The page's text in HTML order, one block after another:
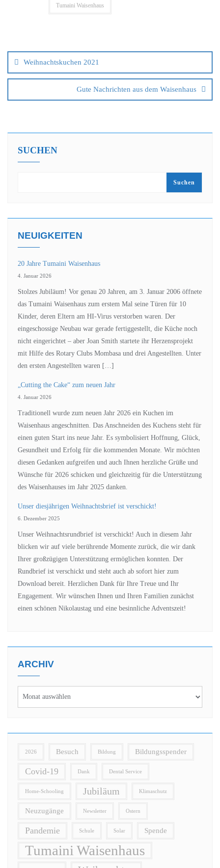
Tumaini Waisenhaus
Weihnachtskuchen 2021
Gute Nachrichten aus dem Waisenhaus
SUCHEN
Suchen
NEUIGKEITEN
20 Jahre Tumaini Waisenhaus
4. Januar 2026
Stolzes Jubiläum! Vor genau 20 Jahren, am 3. Januar 2006 öffnete
das Tumaini Waisenhaus zum erstem Mal seine Türen für 10
Kinder, deren Eltern am HI-Virus verstorben waren. Der
eingeschossige Neubau war gerade fertiggestellt, die Küche noch
nicht eingerichtet – aber Joan Smith startete ihr Herzensprojekt
mit Hilfe des Rotary Clubs Mombasa und drei Angestellten. Unter
den ersten Angestellten waren […]
„Cutting the Cake“ zum neuen Jahr
4. Januar 2026
Traditionell wurde zum neuen Jahr 2026 ein Kuchen im
Waisenhaus angeschnitten. Das Anschneiden des Kuchens steht für
einen guten Start ins neue Jahr. Es symbolisiert Hoffnung, Glück,
Gesundheit und Erfolg für die kommenden Monate. Wir möchten
diesen Gedanken aufgreifen und auch Ihnen herzliche Grüße und
Wünsche für 2026 schicken und gleichzeitig für die Unterstützung
des Waisenhauses im Jahr 2025 danken.
Unser diesjährigen Weihnachtsbrief ist verschickt!
6. Dezember 2025
Unser Weihnachtsrundbrief ist verschickt! Auch in diesem Jahr
blicken wir auf viele berührende Momente zurück, die wir dank
Ihrer großzügigen Unterstützung ermöglichen konnten. Der
Rundbrief ist verschickt und steht auch ab sofort hier zum
Download bereit. Herzlichen Dank für Ihre Treue und Ihr
Engagement. Wir wünschen Ihnen und Ihren Familien zunächst
einen schönen Nikolaustag und eine besinnliche Adventszeit!
ARCHIV
2026 Besuch Bildung Bildungsspender
Covid-19 Dank Dental Service
Home-Schooling Jubiläum Klimaschutz
Neuzugänge Newsletter Ostern
Pandemie Schule Solar Spende
Tumaini Waisenhaus